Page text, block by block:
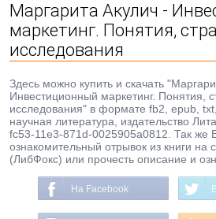
Маргарита Акулич -
маркетинг. Понятия,
исследования
Здесь можно купить и скачать
Инвестиционный маркетинг. Понятия,
исследования" в формате fb2, epub,
научная литература, издательство
fc53-11e3-871d-0025905a0812. Так же
ознакомительный отрывок из книги на
(ЛибФокс) или прочесть описание и
На Facebook